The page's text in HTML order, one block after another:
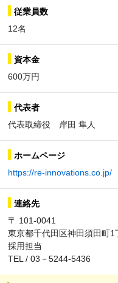
従業員数
12名
資本金
600万円
代表者
代表取締役 岸田 隼人
ホームページ
https://re-innovations.co.jp/
連絡先
〒 101-0041
東京都千代田区神田須田町
採用担当
TEL / 03－5244-5436